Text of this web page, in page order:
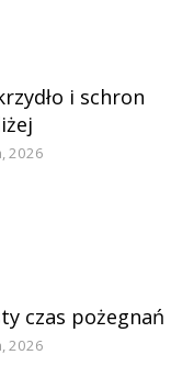
i schron
2026
czas pożegnań
2026